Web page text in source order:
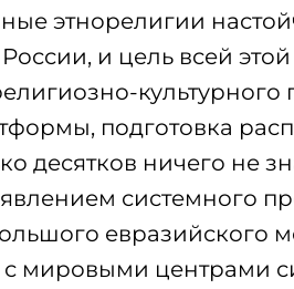
этнорелигии
и цель всей
культурного
подготовка
десятков ничего не
системного
евразийского
мировыми центрами